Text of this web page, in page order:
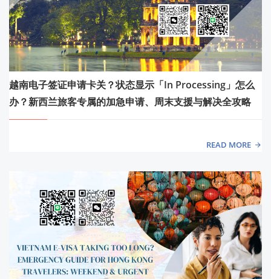
越南电子签证申请卡关？状态显示「In Processing」怎么
办？新西兰旅客专属的加急申请、周末支援与解决全攻略
READ MORE